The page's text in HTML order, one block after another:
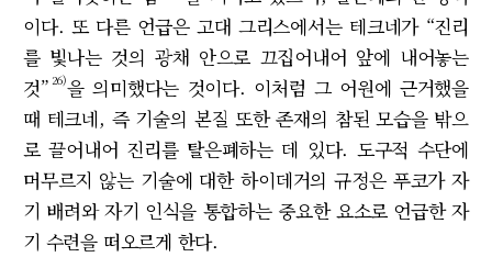
이다. 또 다른 언급은 고대 그리스에서는 테크네가 “진리
를 빛나는 것의 광채 안으로 끄집어내어 앞에 내어놓는
것” 26)을 의미했다는 것이다. 이처럼 그 어원에 근거했을
때 테크네, 즉 기술의 본질 또한 존재의 참된 모습을 밖으
로 끌어내어 진리를 탈은폐하는 데 있다. 도구적 수단에
머무르지 않는 기술에 대한 하이데거의 규정은 푸코가 자
기 배려와 자기 인식을 통합하는 중요한 요소로 언급한 자
기 수련을 떠오르게 한다.